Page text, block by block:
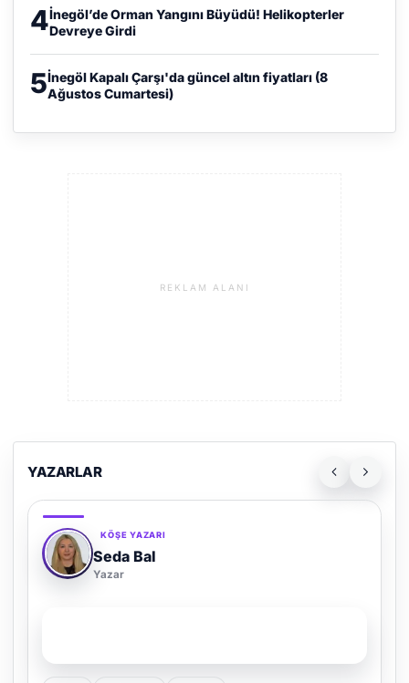
4İnegöl’de Orman Yangını Büyüdü! Helikopterler
Devreye Girdi
5İnegöl Kapalı Çarşı'da güncel altın fiyatları (8
Ağustos Cumartesi)
REKLAM ALANI
YAZARLAR
KÖŞE YAZARI
Adem Demir
Yazar